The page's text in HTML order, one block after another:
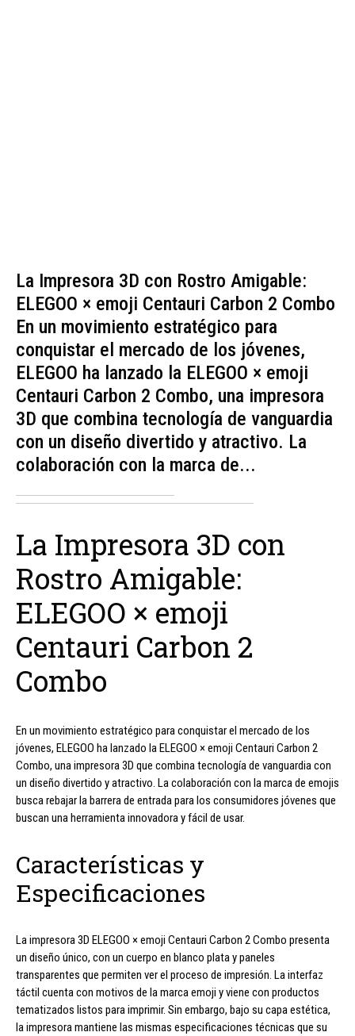
La Impresora 3D con Rostro Amigable:
ELEGOO × emoji Centauri Carbon 2 Combo
En un movimiento estratégico para
conquistar el mercado de los jóvenes,
ELEGOO ha lanzado la ELEGOO × emoji
Centauri Carbon 2 Combo, una impresora
3D que combina tecnología de vanguardia
con un diseño divertido y atractivo. La
colaboración con la marca de...
La Impresora 3D con
Rostro Amigable:
ELEGOO × emoji
Centauri Carbon 2
Combo
En un movimiento estratégico para conquistar el mercado de los
jóvenes, ELEGOO ha lanzado la ELEGOO × emoji Centauri Carbon 2
Combo, una impresora 3D que combina tecnología de vanguardia con
un diseño divertido y atractivo. La colaboración con la marca de emojis
busca rebajar la barrera de entrada para los consumidores jóvenes que
buscan una herramienta innovadora y fácil de usar.
Características y
Especificaciones
La impresora 3D ELEGOO × emoji Centauri Carbon 2 Combo presenta
un diseño único, con un cuerpo en blanco plata y paneles
transparentes que permiten ver el proceso de impresión. La interfaz
táctil cuenta con motivos de la marca emoji y viene con productos
tematizados listos para imprimir. Sin embargo, bajo su capa estética,
la impresora mantiene las mismas especificaciones técnicas que su